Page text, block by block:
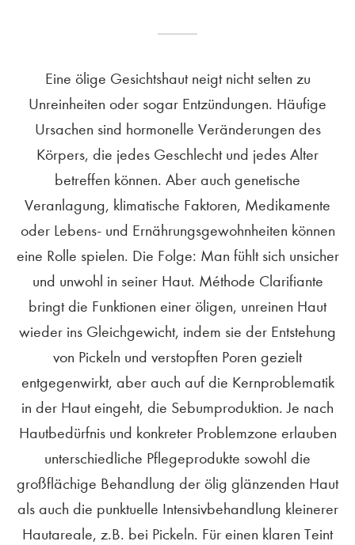
Eine ölige Gesichtshaut neigt nicht selten zu
Unreinheiten oder sogar Entzündungen. Häufige
Ursachen sind hormonelle Veränderungen des
Körpers, die jedes Geschlecht und jedes Alter
betreffen können. Aber auch genetische
Veranlagung, klimatische Faktoren, Medikamente
oder Lebens- und Ernährungsgewohnheiten können
eine Rolle spielen. Die Folge: Man fühlt sich unsicher
und unwohl in seiner Haut. Méthode Clarifiante
bringt die Funktionen einer öligen, unreinen Haut
wieder ins Gleichgewicht, indem sie der Entstehung
von Pickeln und verstopften Poren gezielt
entgegenwirkt, aber auch auf die Kernproblematik
in der Haut eingeht, die Sebumproduktion. Je nach
Hautbedürfnis und konkreter Problemzone erlauben
unterschiedliche Pflegeprodukte sowohl die
großflächige Behandlung der ölig glänzenden Haut
als auch die punktuelle Intensivbehandlung kleinerer
Hautareale, z.B. bei Pickeln. Für einen klaren Teint